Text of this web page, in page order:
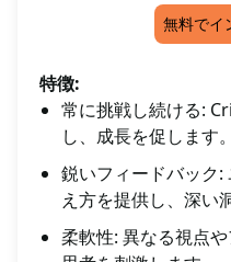
無料でイ
特徴:
常に挑戦し続ける:
し、成長を促します。
鋭いフィードバック
え方を提供し、深い
柔軟性: 異なる視点